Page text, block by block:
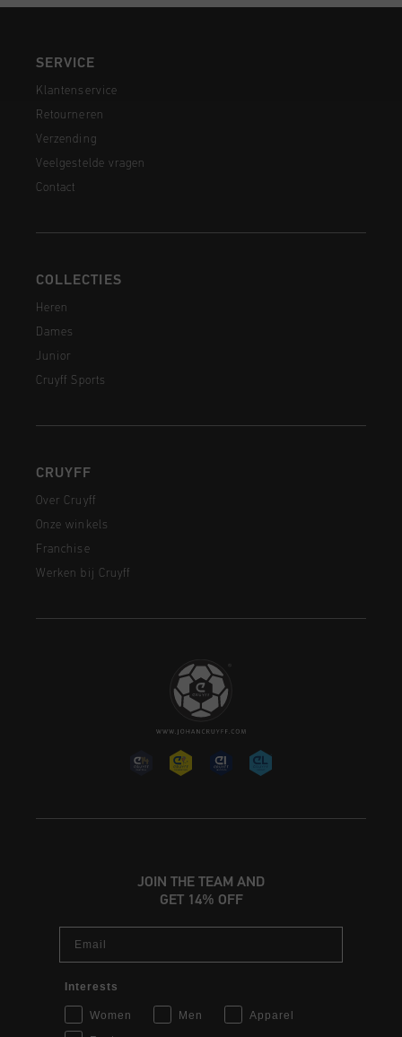
SERVICE
Klantenservice
Retourneren
Verzending
Veelgestelde vragen
Contact
COLLECTIES
Heren
Dames
Junior
Cruyff Sports
CRUYFF
Over Cruyff
Onze winkels
Franchise
Werken bij Cruyff
JOIN THE TEAM AND
GET 14% OFF
Interests
Women Men
Apparel